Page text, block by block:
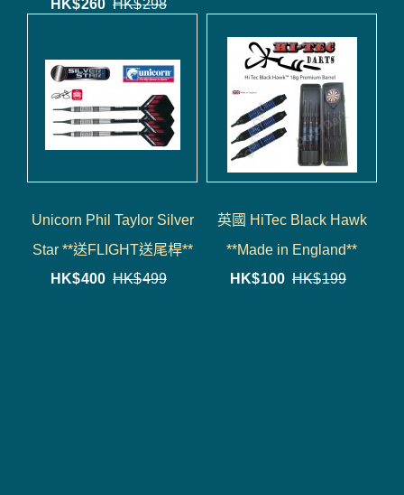
HK$260 HK$298
Unicorn Phil Taylor Silver
Star **送FLIGHT送尾桿**
HK$400 HK$499
英國 HiTec Black Hawk
**Made in England**
HK$100 HK$199